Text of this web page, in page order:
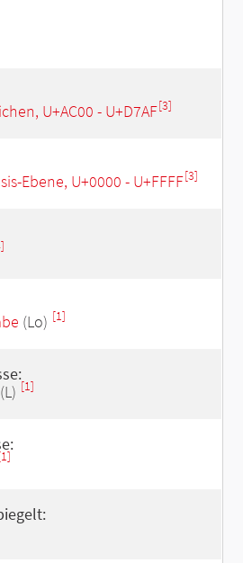
U+AC00 - U+D7AF[3]
Ebene, U+0000 - U+FFFF[3]
(Lo) [1]
[1]